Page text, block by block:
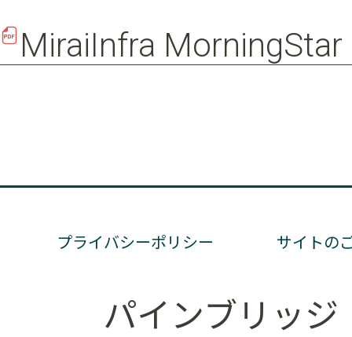
MiraiInfra
プライバシーポリシー サイトの
パインブリッ